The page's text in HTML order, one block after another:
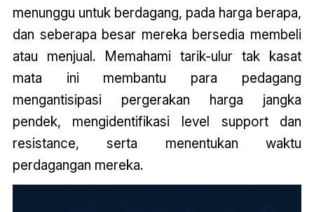
menunggu untuk berdagang, pada harga berapa,
dan seberapa besar mereka bersedia membeli
atau menjual. Memahami tarik-ulur tak kasat
mata ini membantu para pedagang
mengantisipasi pergerakan harga jangka
pendek, mengidentifikasi level support dan
resistance, serta menentukan waktu
perdagangan mereka.